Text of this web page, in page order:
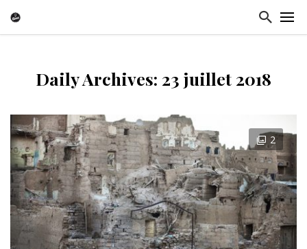
Daily Archives: 23 juillet 2018
2